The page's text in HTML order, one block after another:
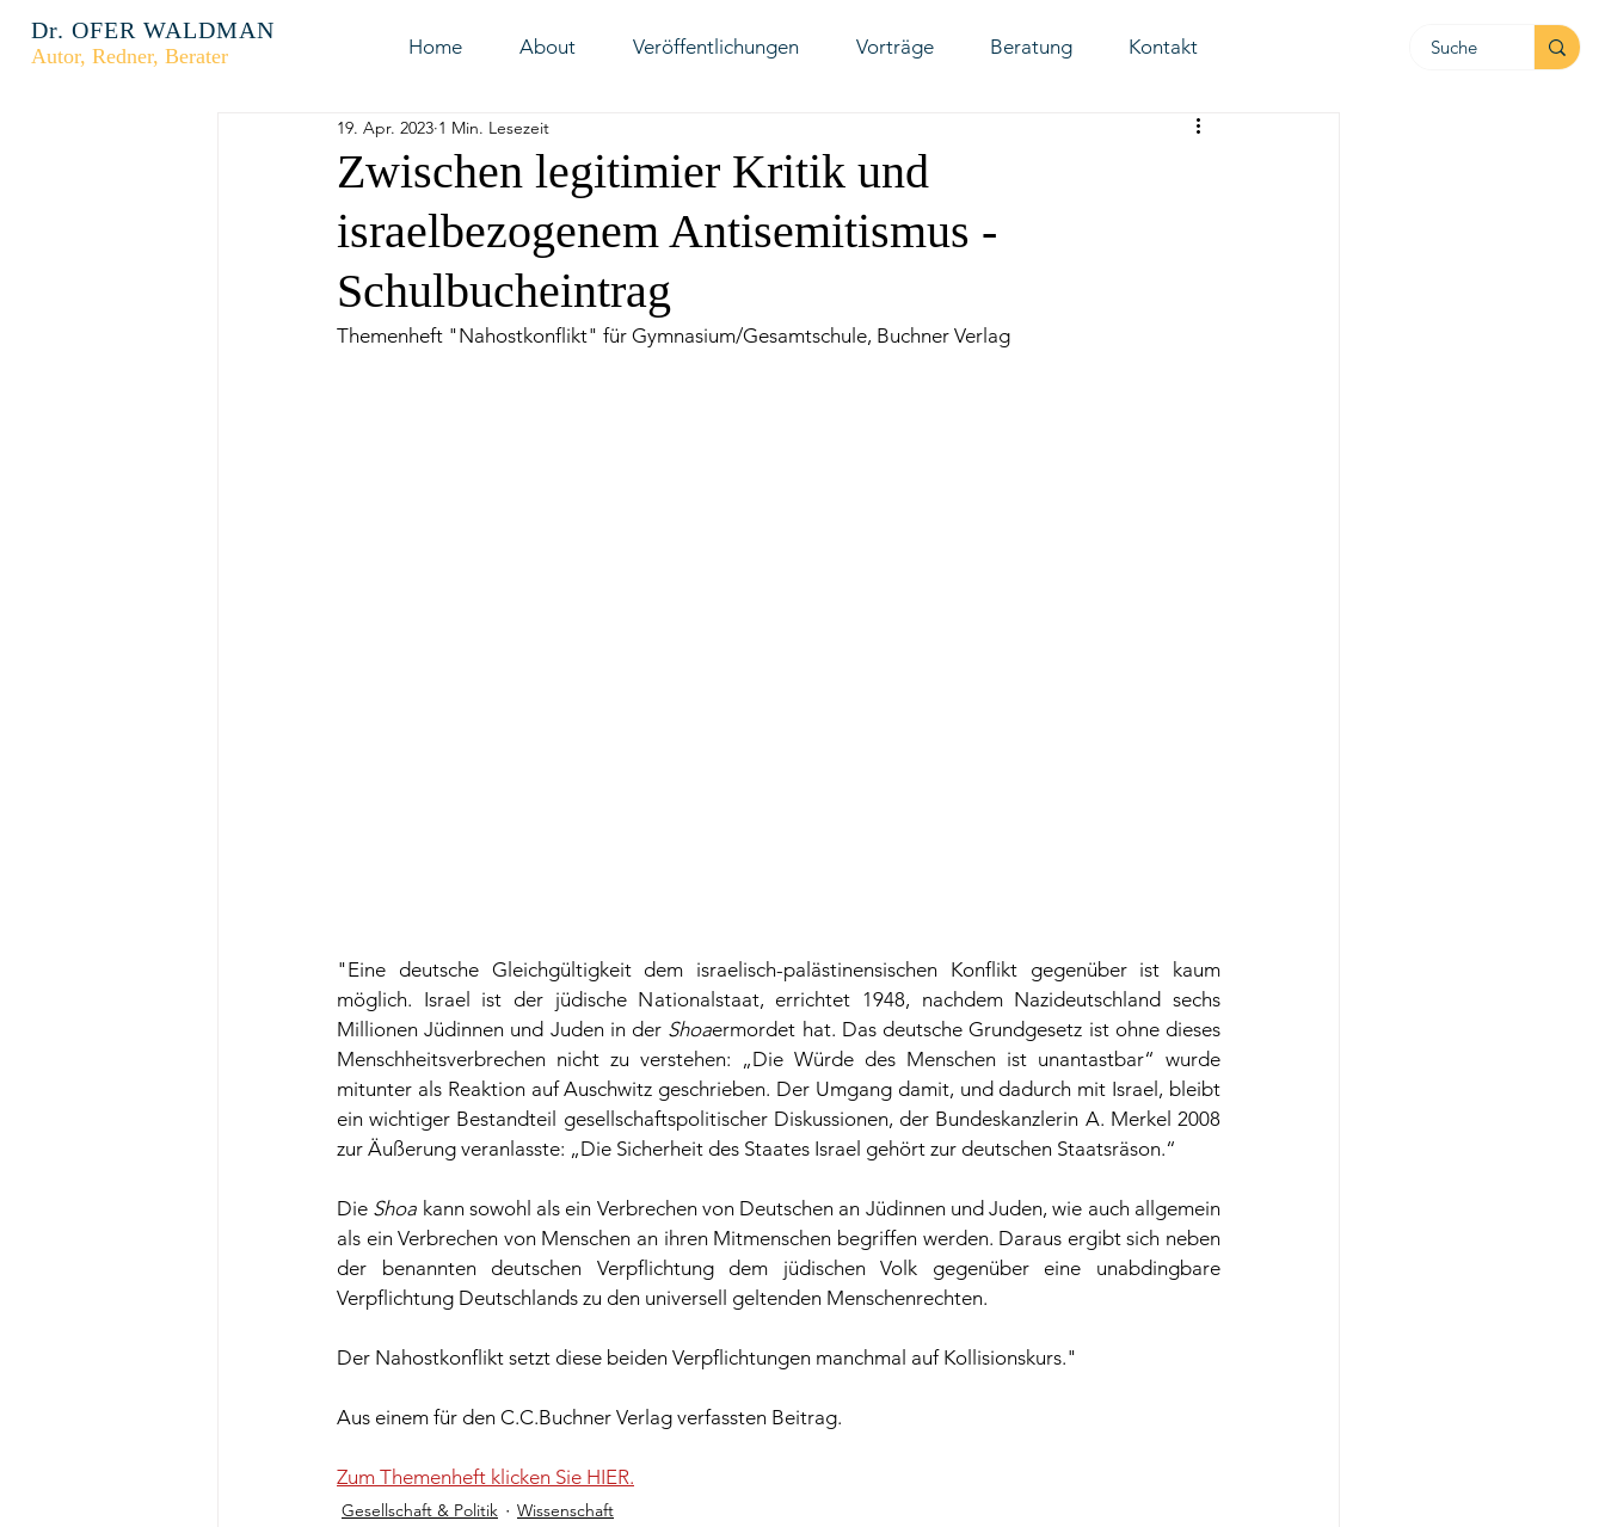
Dr. OFER WALDMAN
Autor, Redner, Berater Home About Veröffentlichungen Vorträge Beratung Kontakt
Zwischen legitimier Kritik und
israelbezogenem Antisemitismus -
Schulbucheintrag
19. Apr. 2023 1 Min. Lesezeit
Themenheft "Nahostkonflikt" für Gymnasium/Gesamtschule, Buchner Verlag
"Eine deutsche Gleichgültigkeit dem israelisch-palästinensischen Konflikt gegenüber ist kaum
möglich. Israel ist der jüdische Nationalstaat, errichtet 1948, nachdem Nazideutschland sechs
Millionen Jüdinnen und Juden in der Shoaermordet hat. Das deutsche Grundgesetz ist ohne dieses
Menschheitsverbrechen nicht zu verstehen: „Die Würde des Menschen ist unantastbar“ wurde
mitunter als Reaktion auf Auschwitz geschrieben. Der Umgang damit, und dadurch mit Israel, bleibt
ein wichtiger Bestandteil gesellschaftspolitischer Diskussionen, der Bundeskanzlerin A. Merkel 2008
zur Äußerung veranlasste: „Die Sicherheit des Staates Israel gehört zur deutschen Staatsräson.“
Die Shoa kann sowohl als ein Verbrechen von Deutschen an Jüdinnen und Juden, wie auch allgemein
als ein Verbrechen von Menschen an ihren Mitmenschen begriffen werden. Daraus ergibt sich neben
der benannten deutschen Verpflichtung dem jüdischen Volk gegenüber eine unabdingbare
Verpflichtung Deutschlands zu den universell geltenden Menschenrechten.
Der Nahostkonflikt setzt diese beiden Verpflichtungen manchmal auf Kollisionskurs."
Aus einem für den C.C.Buchner Verlag verfassten Beitrag.
Zum Themenheft klicken Sie HIER.
Gesellschaft & Politik Wissenschaft